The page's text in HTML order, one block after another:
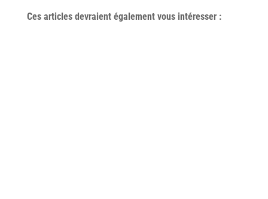
Ces articles devraient également vous intéresser: